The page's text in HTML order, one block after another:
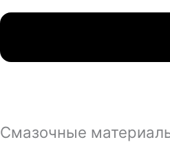
Смазочные